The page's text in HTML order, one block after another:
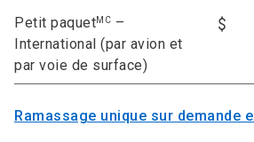
Petit paquetMC –
International (par avion et
par voie de surface)
Ramassage unique sur demande